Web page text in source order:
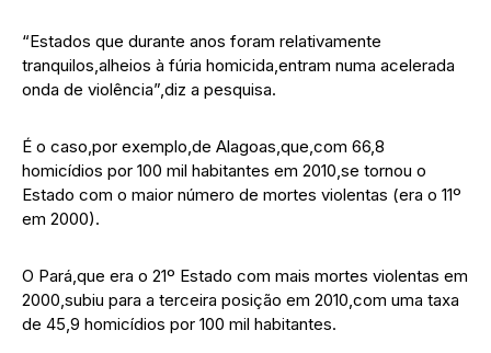
“Estados que durante anos foram relativamente
tranquilos,alheios à fúria homicida,entram numa acelerada
onda de violência”,diz a pesquisa.
É o caso,por exemplo,de Alagoas,que,com 66,8
homicídios por 100 mil habitantes em 2010,se tornou o
Estado com o maior número de mortes violentas (era o 11º
em 2000).
O Pará,que era o 21º Estado com mais mortes violentas em
2000,subiu para a terceira posição em 2010,com uma taxa
de 45,9 homicídios por 100 mil habitantes.